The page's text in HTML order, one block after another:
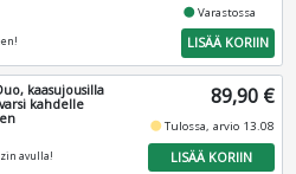
fiber_manual_recordVarastossa
LISÄÄ KORIIN
kaasujousilla
kahdelle
avulla!
89,90 €
fiber_manual_recordTulossa, arvio 13.08
LISÄÄ KORIIN